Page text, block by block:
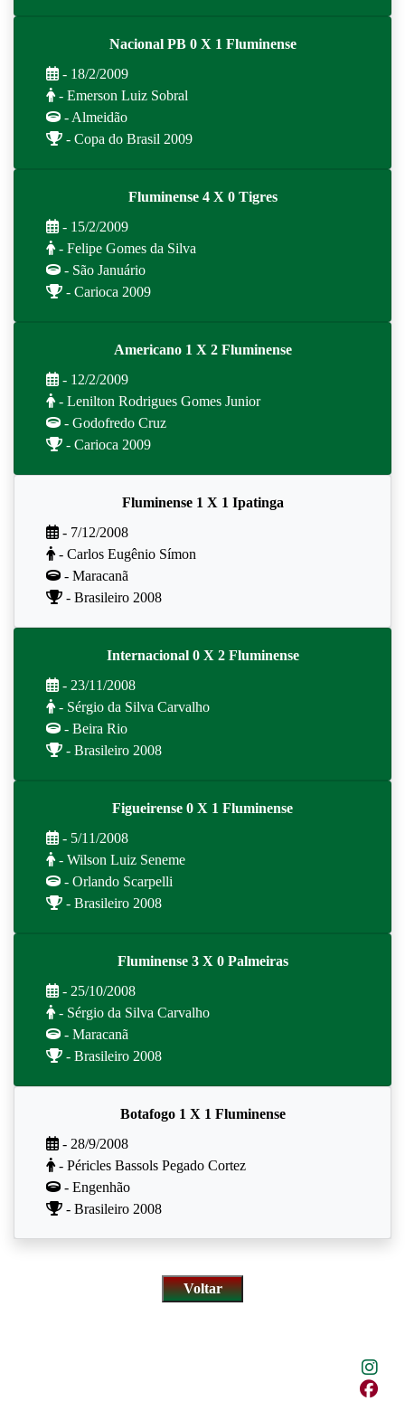
Nacional PB 0 X 1 Fluminense
- 18/2/2009
- Emerson Luiz Sobral
- Almeidão
- Copa do Brasil 2009
Fluminense 4 X 0 Tigres
- 15/2/2009
- Felipe Gomes da Silva
- São Januário
- Carioca 2009
Americano 1 X 2 Fluminense
- 12/2/2009
- Lenilton Rodrigues Gomes Junior
- Godofredo Cruz
- Carioca 2009
Fluminense 1 X 1 Ipatinga
- 7/12/2008
- Carlos Eugênio Símon
- Maracanã
- Brasileiro 2008
Internacional 0 X 2 Fluminense
- 23/11/2008
- Sérgio da Silva Carvalho
- Beira Rio
- Brasileiro 2008
Figueirense 0 X 1 Fluminense
- 5/11/2008
- Wilson Luiz Seneme
- Orlando Scarpelli
- Brasileiro 2008
Fluminense 3 X 0 Palmeiras
- 25/10/2008
- Sérgio da Silva Carvalho
- Maracanã
- Brasileiro 2008
Botafogo 1 X 1 Fluminense
- 28/9/2008
- Péricles Bassols Pegado Cortez
- Engenhão
- Brasileiro 2008